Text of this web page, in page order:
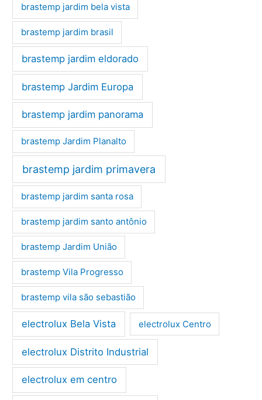
brastemp jardim bela vista
brastemp jardim brasil
brastemp jardim eldorado
brastemp Jardim Europa
brastemp jardim panorama
brastemp Jardim Planalto
brastemp jardim primavera
brastemp jardim santa rosa
brastemp jardim santo antônio
brastemp Jardim União
brastemp Vila Progresso
brastemp vila são sebastião
electrolux Bela Vista electrolux Centro
electrolux Distrito Industrial
electrolux em centro